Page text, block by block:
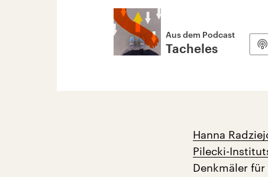
Aus dem Podcast
Tacheles
Hanna
Pilecki-
Denkmäler